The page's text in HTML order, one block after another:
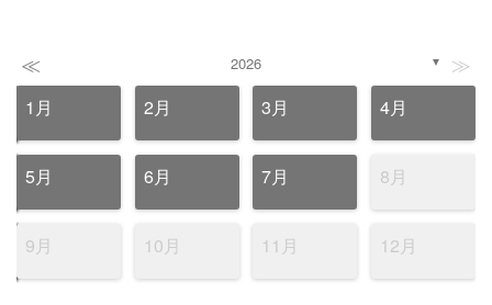
≪ 2026 ▼ ≫
1月 2月 3月 4月
5月 6月 7月 8月
9月 10月 11月 12月